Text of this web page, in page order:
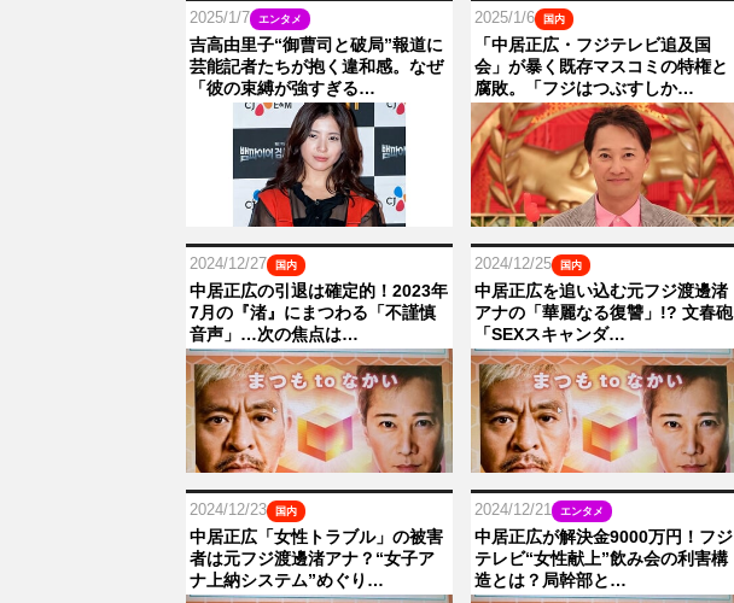
2025/1/7 エンタメ
吉高由里子“御曹司と破局”報道に
芸能記者たちが抱く違和感。なぜ
「彼の束縛が強すぎる…
2025/1/6 国内
「中居正広・フジテレビ追及国
会」が暴く既存マスコミの特権と
腐敗。「フジはつぶすしか…
2024/12/27 国内
中居正広の引退は確定的！2023年
7月の『渚』にまつわる「不謹慎
音声」…次の焦点は…
2024/12/25 国内
中居正広を追い込む元フジ渡邊渚
アナの「華麗なる復讐」!? 文春砲
「SEXスキャンダ…
2024/12/23 国内
中居正広「女性トラブル」の被害
者は元フジ渡邊渚アナ？“女子ア
ナ上納システム”めぐり…
2024/12/21 エンタメ
中居正広が解決金9000万円！フジ
テレビ“女性献上”飲み会の利害構
造とは？局幹部と…